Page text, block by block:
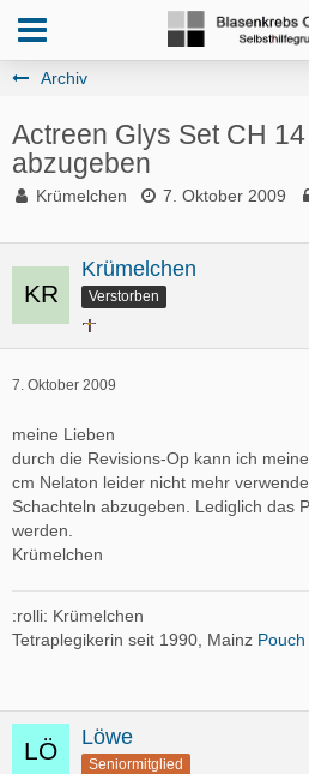
Archiv
Actreen Glys Set CH
abzugeben
Krümelchen 7. Oktober 2009
Krümelchen
Verstorben
7. Oktober 2009
meine Lieben
durch die Revisions-Op kann ich
cm Nelaton leider nicht mehr
Schachteln abzugeben. Lediglich das
werden.
Krümelchen
:rolli: Krümelchen
Tetraplegikerin seit 1990, Mainz Pouch
Löwe
Seniormitglied